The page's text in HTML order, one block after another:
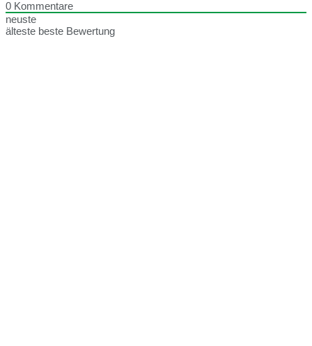
0 Kommentare
neuste
älteste beste Bewertung